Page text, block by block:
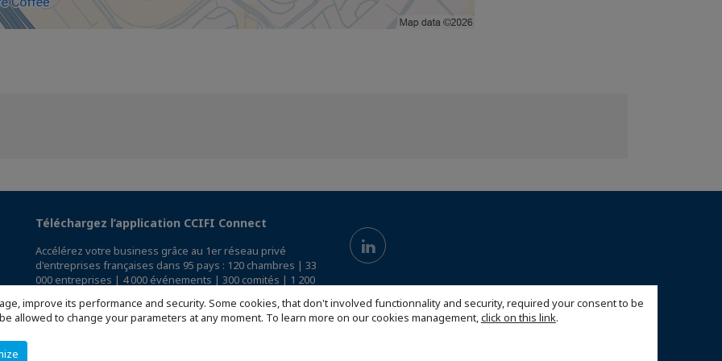
improve its performance and security. Some cookies, that don't involved functionnality and security, required your consent to be
allowed to change your parameters at any moment. To learn more on our cookies management,click on this link.
Téléchargez l’application CCIFI Connect
Accélérez votre business grâce au 1er réseau privé
d'entreprises françaises dans 95 pays : 120 chambres | 33
000 entreprises | 4 000 événements | 300 comités | 1 200
Réservée exclusivement aux membres des CCI Françaises